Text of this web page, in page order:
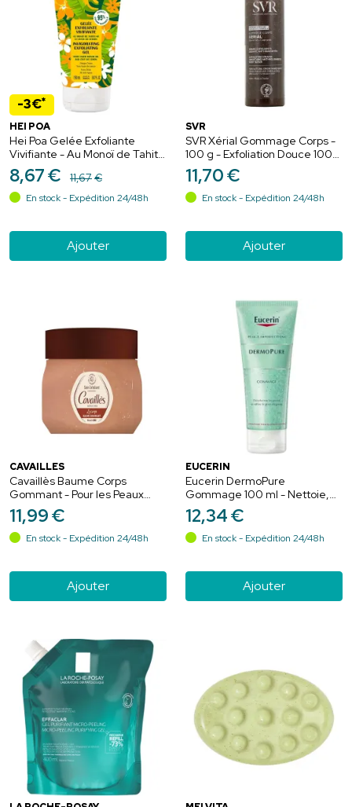
-3€*
HEI POA
Hei Poa Gelée Exfoliante
Vivifiante - Au Monoï de Tahiti
AO - Pour une Peau Douce et
Tonifiée - 150 ml
8,67€ 11,67€
En stock - Expédition 24/48h
Ajouter
SVR
SVR Xérial Gommage Corps -
100 g - Exfoliation Douce 100%
Naturelle
11,70€
En stock - Expédition 24/48h
Ajouter
CAVAILLÈS
Cavaillès Baume Corps
Gommant - Pour les Peaux
Sensibles - Texture Huile -
200ml
11,99€
En stock - Expédition 24/48h
Ajouter
EUCERIN
Eucerin DermoPure
Gommage 100 ml - Nettoie,
désobstrue, réduit
imperfections et affine le grain
de peau
12,34€
En stock - Expédition 24/48h
Ajouter